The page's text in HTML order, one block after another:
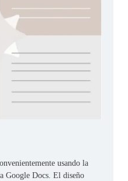
usando la
Google Docs. El diseño